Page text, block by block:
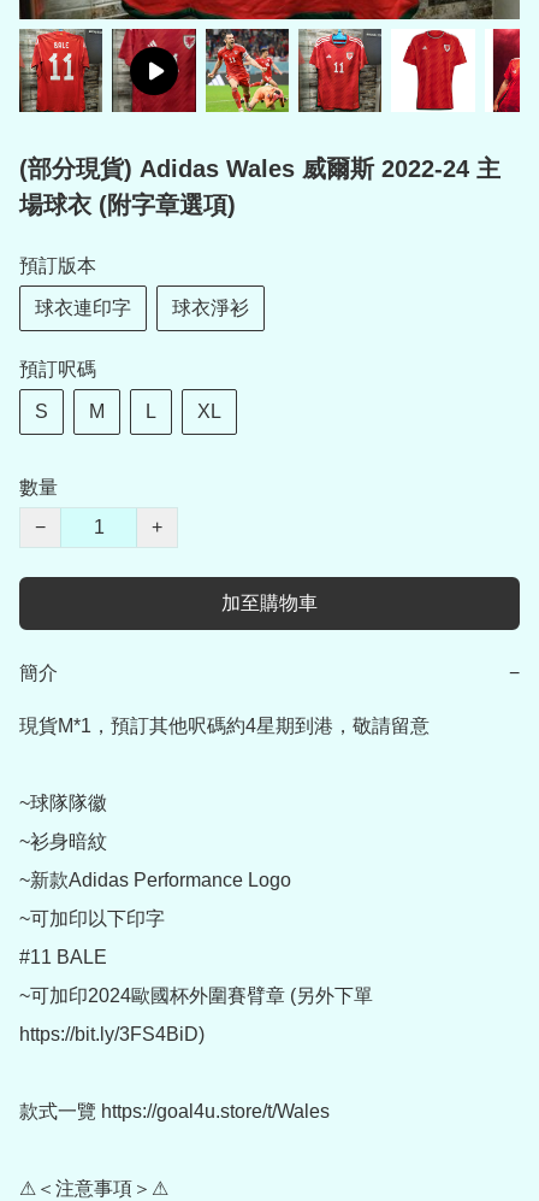
(部分現貨) Adidas Wales 威爾斯 2022-24 主
場球衣 (附字章選項)
預訂版本
球衣連印字 球衣淨衫
預訂呎碼
S M L XL
數量
−
+
加至購物車
簡介 −
現貨M*1，預訂其他呎碼約4星期到港，敬請留意
~球隊隊徽
~衫身暗紋
~新款Adidas Performance Logo
~可加印以下印字
#11 BALE
~可加印2024歐國杯外圍賽臂章 (另外下單
https://bit.ly/3FS4BiD)
款式一覽 https://goal4u.store/t/Wales
⚠＜注意事項＞⚠